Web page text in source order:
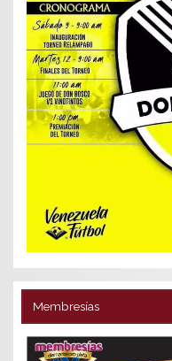
Membresías